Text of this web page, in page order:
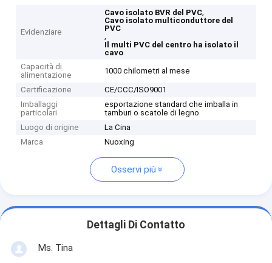
Evidenziare
Cavo isolato BVR del PVC,
Cavo isolato multiconduttore del
PVC
,
Il multi PVC del centro ha isolato il
cavo
Capacità di
alimentazione
1000 chilometri al mese
Certificazione
CE/CCC/ISO9001
Imballaggi
particolari
esportazione standard che imballa in
tamburi o scatole di legno
Luogo di origine
La Cina
Marca
Nuoxing
Osservi più
Dettagli Di Contatto
Ms. Tina